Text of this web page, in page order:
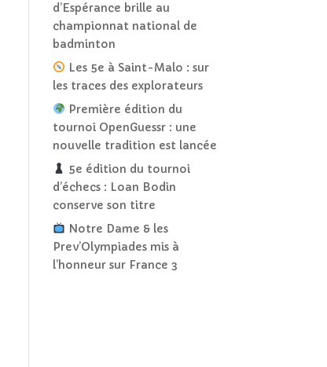
d’Espérance brille au
championnat national de
badminton
Les 5e à Saint-Malo : sur
les traces des explorateurs
Première édition du
tournoi OpenGuessr : une
nouvelle tradition est lancée
5e édition du tournoi
d’échecs : Loan Bodin
conserve son titre
Notre Dame & les
Prev’Olympiades mis à
l’honneur sur France 3